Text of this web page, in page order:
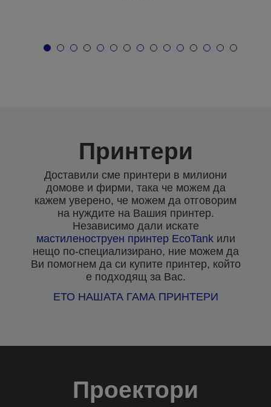
Принтери
Доставили сме принтери в милиони
домове и фирми, така че можем да
кажем уверено, че можем да отговорим
на нуждите на Вашия принтер.
Независимо дали искате
мастиленоструен принтер EcoTankили
нещо по-специализирано, ние можем да
Ви помогнем да си купите принтер, който
е подходящ за Вас.
ЕТО НАШАТА ГАМА ПРИНТЕРИ
Проектори